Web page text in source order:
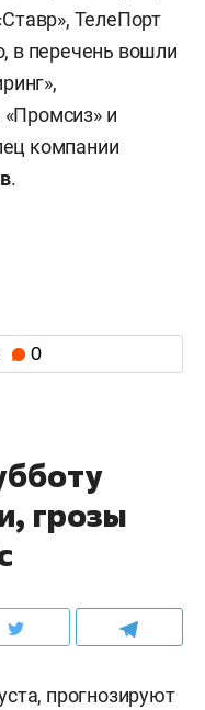
ТелеПорт
в перечень вошли
и
компании
.
0
грозы
прогнозируют